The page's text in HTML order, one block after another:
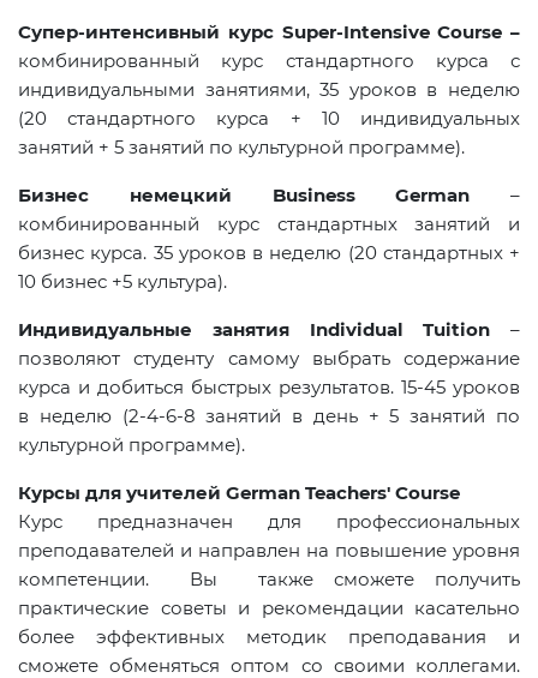
Супер-интенсивный курс Super-Intensive Course –
комбинированный курс стандартного курса с
индивидуальными занятиями, 35 уроков в неделю
(20 стандартного курса + 10 индивидуальных
занятий + 5 занятий по культурной программе).
Бизнес немецкий Business German –
комбинированный курс стандартных занятий и
бизнес курса. 35 уроков в неделю (20 стандартных +
10 бизнес +5 культура).
Индивидуальные занятия Individual Tuition –
позволяют студенту самому выбрать содержание
курса и добиться быстрых результатов. 15-45 уроков
в неделю (2-4-6-8 занятий в день + 5 занятий по
культурной программе).
Курсы для учителей German Teachers' Course
Курс предназначен для профессиональных
преподавателей и направлен на повышение уровня
компетенции. Вы также сможете получить
практические советы и рекомендации касательно
более эффективных методик преподавания и
сможете обменяться оптом со своими коллегами.